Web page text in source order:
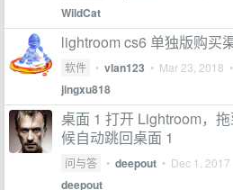
WildCat
lightroom cs6 单独版购买
软件 • vlan123 • Mar 23, 2018
jingxu818
桌面 1 打开 Lightroom，
候自动跳回桌面 1
问与答 • deepout • Dec 1, 2017
deepout